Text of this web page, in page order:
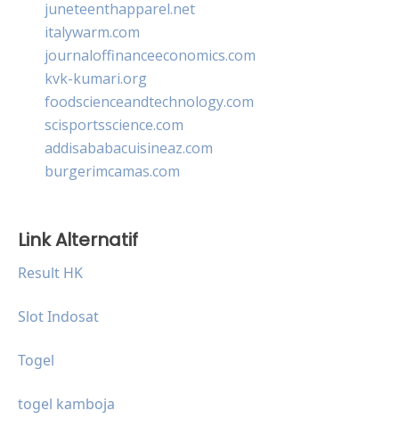
juneteenthapparel.net
italywarm.com
journaloffinanceeconomics.com
kvk-kumari.org
foodscienceandtechnology.com
scisportsscience.com
addisababacuisineaz.com
burgerimcamas.com
Link Alternatif
Result HK
Slot Indosat
Togel
togel kamboja